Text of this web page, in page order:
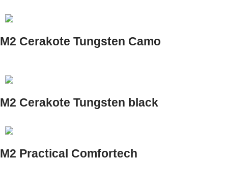
M2 Cerakote Tungsten Camo
M2 Cerakote Tungsten black
M2 Practical Comfortech